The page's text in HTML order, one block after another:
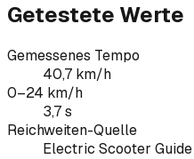
Getestete Werte
Gemessenes Tempo
40,7 km/h
0–24 km/h
3,7 s
Reichweiten-Quelle
Electric Scooter